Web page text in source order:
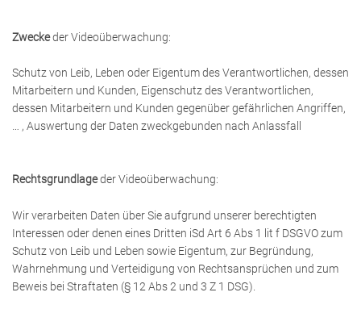
Zweckeder Videoüberwachung:
Schutz von Leib, Leben oder Eigentum des Verantwortlichen, dessen
Mitarbeitern und Kunden, Eigenschutz des Verantwortlichen,
dessen Mitarbeitern und Kunden gegenüber gefährlichen Angriffen,
… , Auswertung der Daten zweckgebunden nach Anlassfall
Rechtsgrundlageder Videoüberwachung:
Wir verarbeiten Daten über Sie aufgrund unserer berechtigten
Interessen oder denen eines Dritten iSd Art 6 Abs 1 lit f DSGVO zum
Schutz von Leib und Leben sowie Eigentum, zur Begründung,
Wahrnehmung und Verteidigung von Rechtsansprüchen und zum
Beweis bei Straftaten (§ 12 Abs 2 und 3 Z 1 DSG).